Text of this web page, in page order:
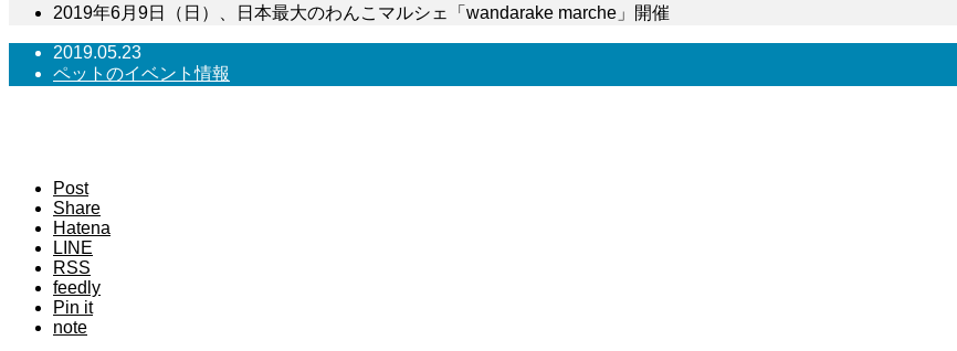
2019年6月9日（日）、日本最大のわんこマルシェ「wandarake marche」開催
2019.05.23
ペットのイベント情報
Post
Share
Hatena
LINE
RSS
feedly
Pin it
note